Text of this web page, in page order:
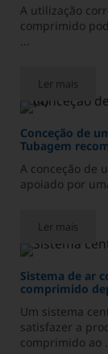
A utilização
comprimido
...
Ler mais
Sistema
Conceção de
Tubagem
A conceção de
apoiado por
Ler mais
Sistema de ar
comprimido
Um sistema
satisfazer a
comprimido ao